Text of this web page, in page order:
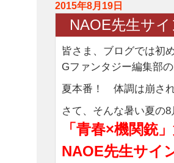
2015年8月19日
NAOE先生サ
皆さま、ブログでは初
Gファンタジー編集部
夏本番！ 体調は崩さ
さて、そんな暑い夏の
「青春×機関銃
NAOE先生サイ